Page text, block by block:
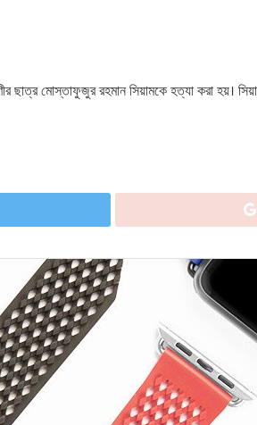
মোস্তাফুজুর রহমান সিয়ামকে হত্যা করা হয়।